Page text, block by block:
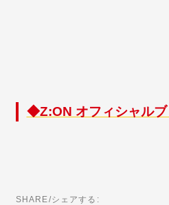
◆Z:ON オフィシャルブ
SHARE/シェアする: